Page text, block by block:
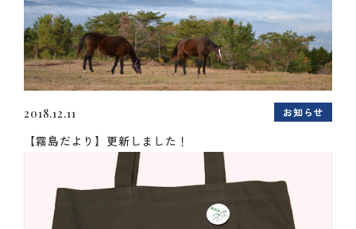
2018.12.11 お知らせ
【霧島だより】更新しました！